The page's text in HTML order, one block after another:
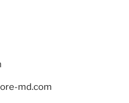
md.com